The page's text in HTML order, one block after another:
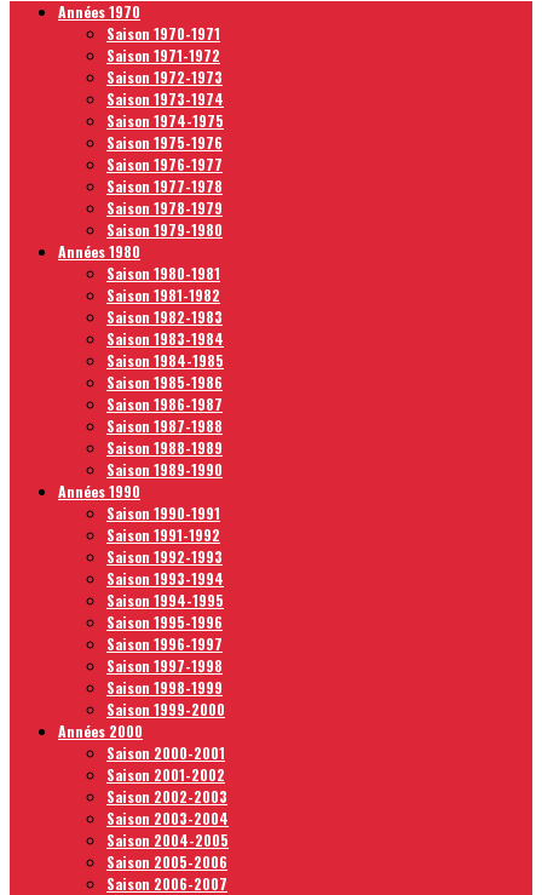
Années 1970
Saison 1970-1971
Saison 1971-1972
Saison 1972-1973
Saison 1973-1974
Saison 1974-1975
Saison 1975-1976
Saison 1976-1977
Saison 1977-1978
Saison 1978-1979
Saison 1979-1980
Années 1980
Saison 1980-1981
Saison 1981-1982
Saison 1982-1983
Saison 1983-1984
Saison 1984-1985
Saison 1985-1986
Saison 1986-1987
Saison 1987-1988
Saison 1988-1989
Saison 1989-1990
Années 1990
Saison 1990-1991
Saison 1991-1992
Saison 1992-1993
Saison 1993-1994
Saison 1994-1995
Saison 1995-1996
Saison 1996-1997
Saison 1997-1998
Saison 1998-1999
Saison 1999-2000
Années 2000
Saison 2000-2001
Saison 2001-2002
Saison 2002-2003
Saison 2003-2004
Saison 2004-2005
Saison 2005-2006
Saison 2006-2007